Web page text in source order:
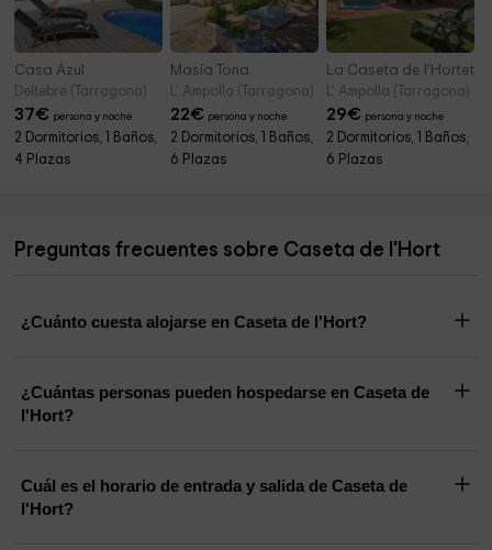
Casa Azul
Deltebre (Tarragona)
37€ persona y noche
2 Dormitorios, 1 Baños,
4 Plazas
Masía Tona
L' Ampolla (Tarragona)
22€ persona y noche
2 Dormitorios, 1 Baños,
6 Plazas
La Caseta de l'Hortet
L' Ampolla (Tarragona)
29€ persona y noche
2 Dormitorios, 1 Baños,
6 Plazas
Preguntas frecuentes sobre Caseta de l'Hort
¿Cuánto cuesta alojarse en Caseta de l'Hort?
¿Cuántas personas pueden hospedarse en Caseta de
l'Hort?
Cuál es el horario de entrada y salida de Caseta de
l'Hort?